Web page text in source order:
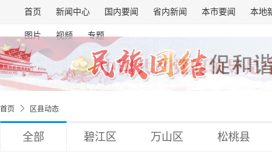
首页 新闻中心 国内要闻 省内新闻 本市要闻 本地
图片 视频 专题
首页 区县动态
全部 碧江区 万山区 松桃县